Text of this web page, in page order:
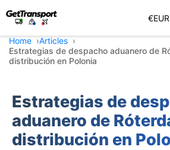
€EUR
Home
Articles
Estrategias de despacho aduanero de
distribución en Polonia
Estrategias de
aduanero de
distribución en